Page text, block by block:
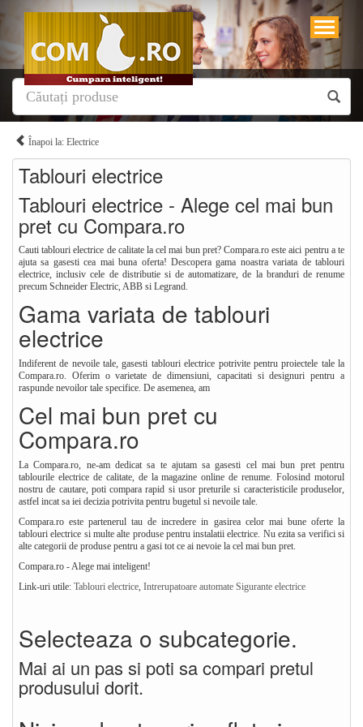
Înapoi la: Electrice
Tablouri electrice
Tablouri electrice - Alege cel mai bun
pret cu Compara.ro
Cauti tablouri electrice de calitate la cel mai bun pret? Compara.ro este aici pentru a te
ajuta sa gasesti cea mai buna oferta! Descopera gama noastra variata de tablouri
electrice, inclusiv cele de distributie si de automatizare, de la branduri de renume
precum Schneider Electric, ABB si Legrand.
Gama variata de tablouri
electrice
Indiferent de nevoile tale, gasesti tablouri electrice potrivite pentru proiectele tale la
Compara.ro. Oferim o varietate de dimensiuni, capacitati si designuri pentru a
raspunde nevoilor tale specifice. De asemenea, am
Cel mai bun pret cu
Compara.ro
La Compara.ro, ne-am dedicat sa te ajutam sa gasesti cel mai bun pret pentru
tablourile electrice de calitate, de la magazine online de renume. Folosind motorul
nostru de cautare, poti compara rapid si usor preturile si caracteristicile produselor,
astfel incat sa iei decizia potrivita pentru bugetul si nevoile tale.
Compara.ro este partenerul tau de incredere in gasirea celor mai bune oferte la
tablouri electrice si multe alte produse pentru instalatii electrice. Nu ezita sa verifici si
alte categorii de produse pentru a gasi tot ce ai nevoie la cel mai bun pret.
Compara.ro - Alege mai inteligent!
Link-uri utile: Tablouri electrice, Intrerupatoare automate Sigurante electrice
Selecteaza o subcategorie.
Mai ai un pas si poti sa compari pretul
produsului dorit.